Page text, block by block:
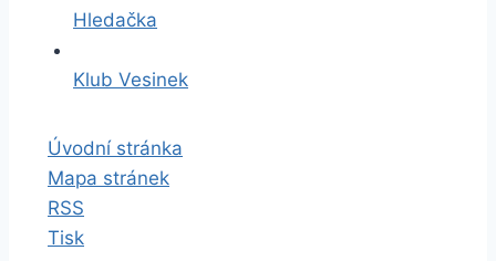
Hledačka
Klub Vesinek
Úvodní stránka
Mapa stránek
RSS
Tisk